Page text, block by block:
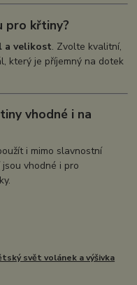
pro křtiny?
a velikost. Zvolte kvalitní,
který je příjemný na dotek
vhodné i na
i mimo slavnostní
vhodné i pro
svět volánek a výšivka